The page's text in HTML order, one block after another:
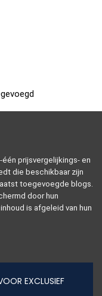
prijsvergelijkings- en
die beschikbaar zijn
toegevoegde blogs.
door hun
is afgeleid van hun
EXCLUSIEF